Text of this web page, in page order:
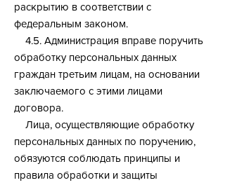
раскрытию в соответствии с
федеральным законом.
4.5. Администрация вправе поручить
обработку персональных данных
граждан третьим лицам, на основании
заключаемого с этими лицами
договора.
Лица, осуществляющие обработку
персональных данных по поручению,
обязуются соблюдать принципы и
правила обработки и защиты